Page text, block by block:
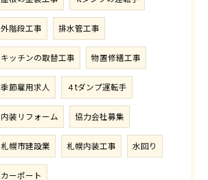
外階段工事 排水管工事
キッチンの取替工事 物置修繕工事
季節雇用求人 ４tダンプ運転手
内装リフォーム 協力会社募集
札幌市建設業 札幌内装工事 水回り
カーポート